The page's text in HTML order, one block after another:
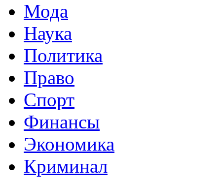
Мода
Наука
Политика
Право
Спорт
Финансы
Экономика
Криминал